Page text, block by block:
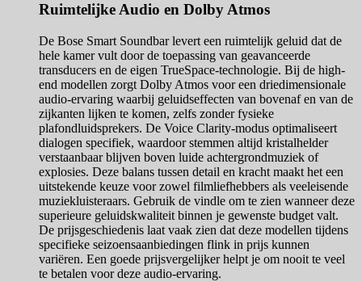
Ruimtelijke Audio en Dolby Atmos
De Bose Smart Soundbar levert een ruimtelijk geluid dat de
hele kamer vult door de toepassing van geavanceerde
transducers en de eigen TrueSpace-technologie. Bij de high-
end modellen zorgt Dolby Atmos voor een driedimensionale
audio-ervaring waarbij geluidseffecten van bovenaf en van de
zijkanten lijken te komen, zelfs zonder fysieke
plafondluidsprekers. De Voice Clarity-modus optimaliseert
dialogen specifiek, waardoor stemmen altijd kristalhelder
verstaanbaar blijven boven luide achtergrondmuziek of
explosies. Deze balans tussen detail en kracht maakt het een
uitstekende keuze voor zowel filmliefhebbers als veeleisende
muziekluisteraars. Gebruik de vindle om te zien wanneer deze
superieure geluidskwaliteit binnen je gewenste budget valt.
De prijsgeschiedenis laat vaak zien dat deze modellen tijdens
specifieke seizoensaanbiedingen flink in prijs kunnen
variëren. Een goede prijsvergelijker helpt je om nooit te veel
te betalen voor deze audio-ervaring.